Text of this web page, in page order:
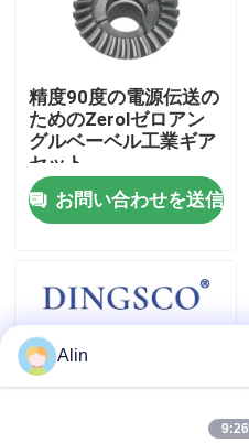
わたしたち に つい て
工場 ツアー
品質管理
連絡 ください
ニュース
事件
精度90度の電源伝送の
ためのZerolゼロアン
グルベーベル工業ギア
セット
お問い合わせを送信
Alin